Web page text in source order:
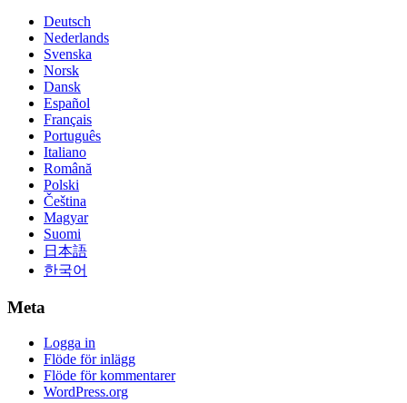
Deutsch
Nederlands
Svenska
Norsk
Dansk
Español
Français
Português
Italiano
Română
Polski
Čeština
Magyar
Suomi
日本語
한국어
Meta
Logga in
Flöde för inlägg
Flöde för kommentarer
WordPress.org